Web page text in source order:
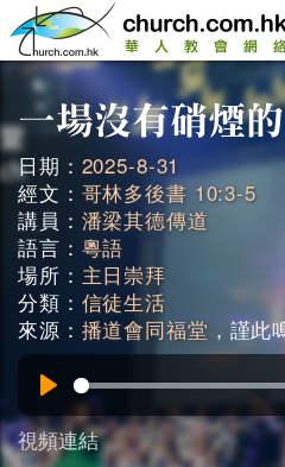
日期： 2025-8-31
經文： 哥林多後書 10:3-5
講員： 潘梁其德傳道
語言： 粵語
場所： 主日崇拜
分類： 信徒生活
來源： 播道會同福堂 ，謹
Play
視頻連結